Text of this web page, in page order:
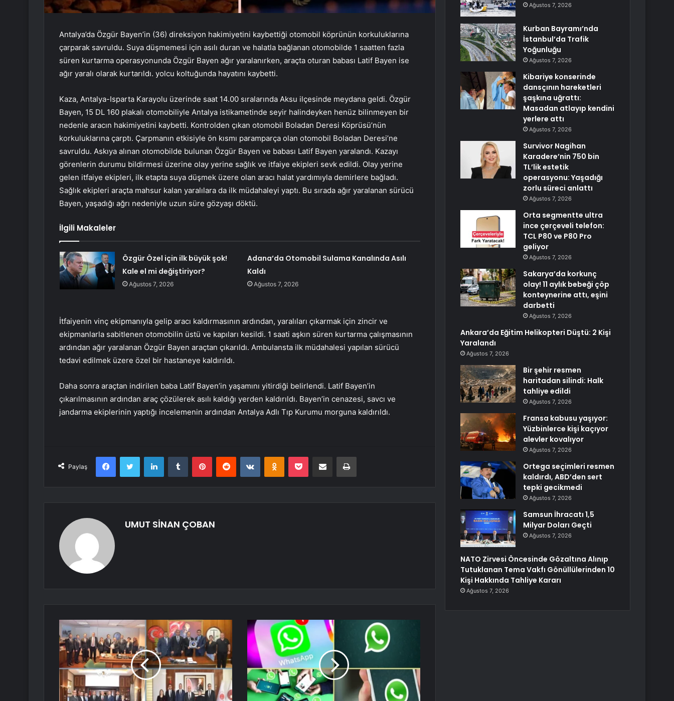
Antalya’da Özgür Bayen’in (36) direksiyon hakimiyetini kaybettiği otomobil köprünün korkuluklarına
çarparak savruldu. Suya düşmemesi için asılı duran ve halatla bağlanan otomobilde 1 saatten fazla
süren kurtarma operasyonunda Özgür Bayen ağır yaralanırken, araçta oturan babası Latif Bayen ise
ağır yaralı olarak kurtarıldı. yolcu koltuğunda hayatını kaybetti.
Kaza, Antalya-Isparta Karayolu üzerinde saat 14.00 sıralarında Aksu ilçesinde meydana geldi. Özgür
Bayen, 15 DL 160 plakalı otomobiliyle Antalya istikametinde seyir halindeyken henüz bilinmeyen bir
nedenle aracın hakimiyetini kaybetti. Kontrolden çıkan otomobil Boladan Deresi Köprüsü’nün
korkuluklarına çarptı. Çarpmanın etkisiyle ön kısmı paramparça olan otomobil Boladan Deresi’ne
savruldu. Askıya alınan otomobilde bulunan Özgür Bayen ve babası Latif Bayen yaralandı. Kazayı
görenlerin durumu bildirmesi üzerine olay yerine sağlık ve itfaiye ekipleri sevk edildi. Olay yerine
gelen itfaiye ekipleri, ilk etapta suya düşmek üzere olan aracı halat yardımıyla demirlere bağladı.
Sağlık ekipleri araçta mahsur kalan yaralılara da ilk müdahaleyi yaptı. Bu sırada ağır yaralanan sürücü
Bayen, yaşadığı ağrı nedeniyle uzun süre gözyaşı döktü.
İlgili Makaleler
Özgür Özel için ilk büyük şok!
Kale el mi değiştiriyor?
Ağustos 7, 2026
Adana’da Otomobil Sulama Kanalında Asılı
Kaldı
Ağustos 7, 2026
İtfaiyenin vinç ekipmanıyla gelip aracı kaldırmasının ardından, yaralıları çıkarmak için zincir ve
ekipmanlarla sabitlenen otomobilin üstü ve kapıları kesildi. 1 saati aşkın süren kurtarma çalışmasının
ardından ağır yaralanan Özgür Bayen araçtan çıkarıldı. Ambulansta ilk müdahalesi yapılan sürücü
tedavi edilmek üzere özel bir hastaneye kaldırıldı.
Daha sonra araçtan indirilen baba Latif Bayen’in yaşamını yitirdiği belirlendi. Latif Bayen’in
çıkarılmasının ardından araç çözülerek asılı kaldığı yerden kaldırıldı. Bayen’in cenazesi, savcı ve
jandarma ekiplerinin yaptığı incelemenin ardından Antalya Adlı Tıp Kurumu morguna kaldırıldı.
Paylaş
FacebookTwitter LinkedInTumblr PinterestReddit VKontakteOdnoklassniki
Pocket E-Posta ile paylaş Yazdır
UMUT SİNAN ÇOBAN
Ağustos 7, 2026
Kurban Bayramı’nda
İstanbul’da Trafik
Yoğunluğu
Ağustos 7, 2026
Kibariye konserinde
dansçının hareketleri
şaşkına uğrattı:
Masadan atlayıp kendini
yerlere attı
Ağustos 7, 2026
Survivor Nagihan
Karadere’nin 750 bin
TL’lik estetik
operasyonu: Yaşadığı
zorlu süreci anlattı
Ağustos 7, 2026
Orta segmentte ultra
ince çerçeveli telefon:
TCL P80 ve P80 Pro
geliyor
Ağustos 7, 2026
Sakarya’da korkunç
olay! 11 aylık bebeği çöp
konteynerine attı, eşini
darbetti
Ağustos 7, 2026
Ankara’da Eğitim Helikopteri Düştü: 2 Kişi
Yaralandı
Ağustos 7, 2026
Bir şehir resmen
haritadan silindi: Halk
tahliye edildi
Ağustos 7, 2026
Fransa kabusu yaşıyor:
Yüzbinlerce kişi kaçıyor
alevler kovalıyor
Ağustos 7, 2026
Ortega seçimleri resmen
kaldırdı, ABD’den sert
tepki gecikmedi
Ağustos 7, 2026
Samsun İhracatı 1,5
Milyar Doları Geçti
Ağustos 7, 2026
NATO Zirvesi Öncesinde Gözaltına Alınıp
Tutuklanan Tema Vakfı Gönüllülerinden 10
Kişi Hakkında Tahliye Kararı
Ağustos 7, 2026